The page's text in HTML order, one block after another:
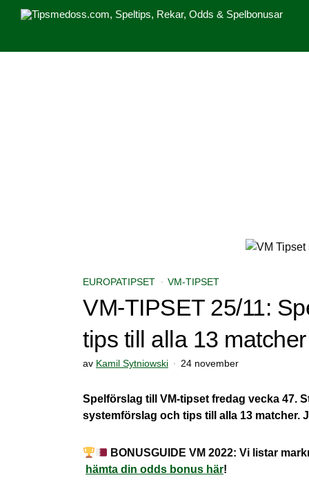
EUROPATIPSET VM-TIPSET
VM-TIPSET 25/11:
tips till alla 13 matcher
av Kamil Sytniowski 24 november
Spelförslag till VM-tipset fredag vecka 47.
systemförslag och tips till alla 13 matcher.
BONUSGUIDE VM 2022: Vi listar
hämta din odds bonus här!